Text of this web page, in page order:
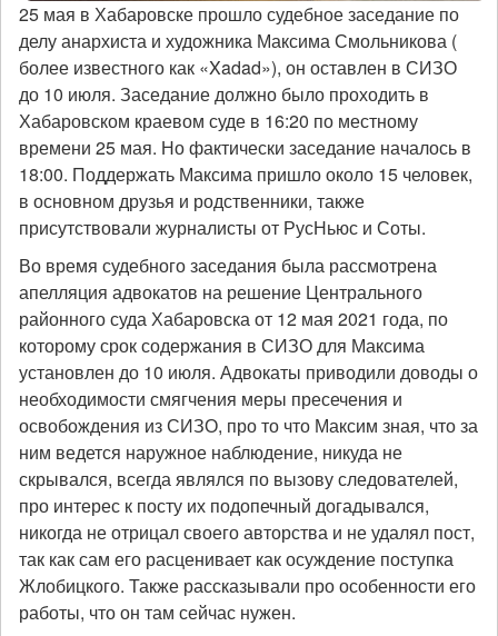
25 мая в Хабаровске прошло судебное заседание по
делу анархиста и художника Максима Смольникова (
более известного как «Xadad»), он оставлен в СИЗО
до 10 июля. Заседание должно было проходить в
Хабаровском краевом суде в 16:20 по местному
времени 25 мая. Но фактически заседание началось в
18:00. Поддержать Максима пришло около 15 человек,
в основном друзья и родственники, также
присутствовали журналисты от РусНьюс и Соты.
Во время судебного заседания была рассмотрена
апелляция адвокатов на решение Центрального
районного суда Хабаровска от 12 мая 2021 года, по
которому срок содержания в СИЗО для Максима
установлен до 10 июля. Адвокаты приводили доводы о
необходимости смягчения меры пресечения и
освобождения из СИЗО, про то что Максим зная, что за
ним ведется наружное наблюдение, никуда не
скрывался, всегда являлся по вызову следователей,
про интерес к посту их подопечный догадывался,
никогда не отрицал своего авторства и не удалял пост,
так как сам его расценивает как осуждение поступка
Жлобицкого. Также рассказывали про особенности его
работы, что он там сейчас нужен.